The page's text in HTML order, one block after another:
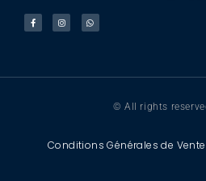
© All rights
Conditions Générales de Vente